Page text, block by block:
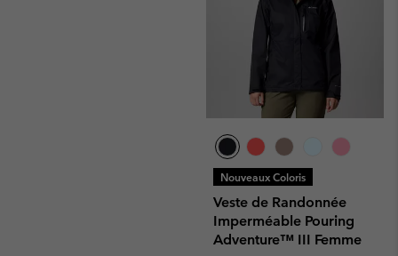
Nouveaux Coloris
Veste de Randonnée
Imperméable Pouring
Adventure™ III Femme